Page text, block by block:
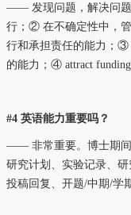
—— 发现问题，解决问
行；② 在不确定性中，
行和承担责任的能力；③
的能力；④ attract funding
#4 英语能力重要吗？
—— 非常重要。博士期间
研究计划、实验记录、
投稿回复、开题/中期/学